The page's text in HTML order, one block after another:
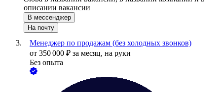
описании вакансии
В мессенджер
На почту
Менеджер по продажам (без холодных звонков)
от 350 000 ₽ за месяц, на руки
Без опыта